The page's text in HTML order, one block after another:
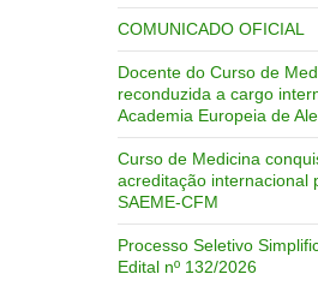
COMUNICADO OFICIAL
Docente do Curso de
reconduzida a cargo
Academia Europeia de
Curso de Medicina
acreditação internacional
SAEME-CFM
Processo Seletivo
Edital nº 132/2026